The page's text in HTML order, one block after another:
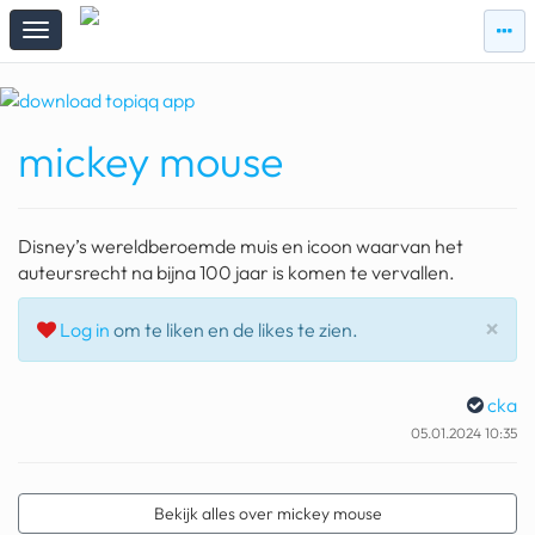
zie
topiqqs
zie
#vandaag
Topiqqs Reacties
ark van noach
pokemon kaarten
fomo
mickey mouse
Disney’s wereldberoemde muis en icoon waarvan het
auteursrecht na bijna 100 jaar is komen te vervallen.
×
Log in om te liken en de likes te zien.
cka
05.01.2024 10:35
Bekijk alles over mickey mouse